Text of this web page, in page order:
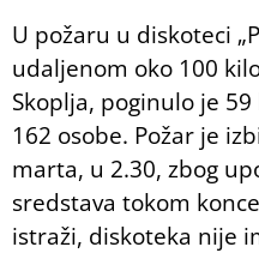
U požaru u diskoteci
udaljenom oko 100
Skoplja, poginulo je
162 osobe. Požar je
marta, u 2.30, zbog
sredstava tokom
istraži, diskoteka nije